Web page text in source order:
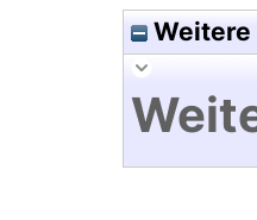
Weitere